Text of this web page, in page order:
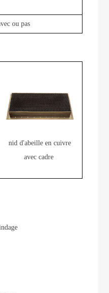
ou pas
nid d'abeille en cuivre
avec cadre